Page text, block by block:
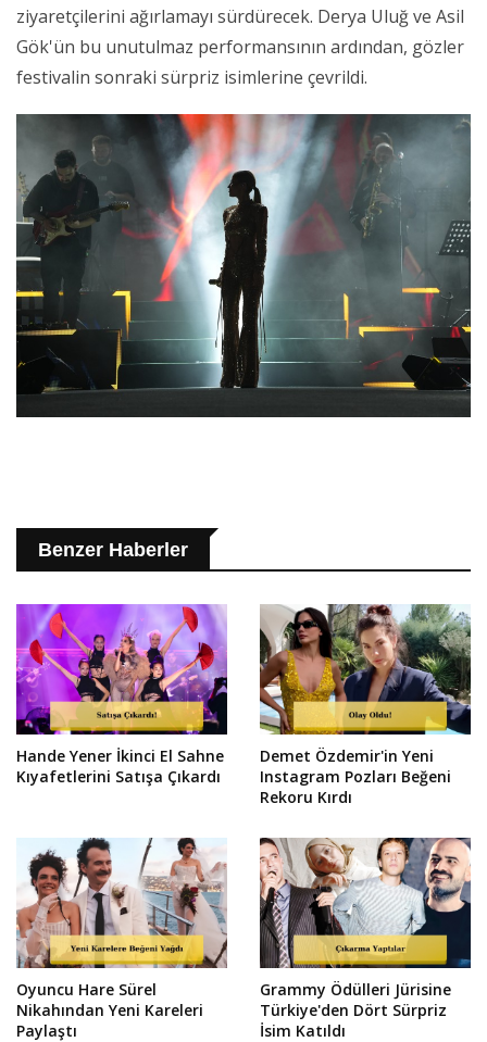
ziyaretçilerini ağırlamayı sürdürecek. Derya Uluğ ve Asil
Gök'ün bu unutulmaz performansının ardından, gözler
festivalin sonraki sürpriz isimlerine çevrildi.
Benzer Haberler
Hande Yener İkinci El Sahne
Kıyafetlerini Satışa Çıkardı
Demet Özdemir'in Yeni
Instagram Pozları Beğeni
Rekoru Kırdı
Oyuncu Hare Sürel
Nikahından Yeni Kareleri
Paylaştı
Grammy Ödülleri Jürisine
Türkiye'den Dört Sürpriz
İsim Katıldı